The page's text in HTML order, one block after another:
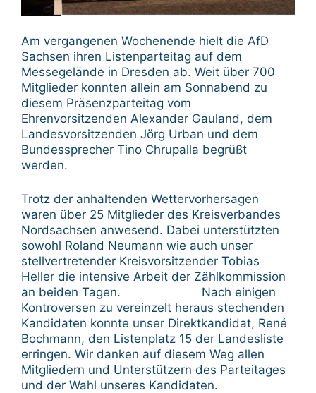
Am vergangenen Wochenende hielt die AfD
Sachsen ihren Listenparteitag auf dem
Messegelände in Dresden ab. Weit über 700
Mitglieder konnten allein am Sonnabend zu
diesem Präsenzparteitag vom
Ehrenvorsitzenden Alexander Gauland, dem
Landesvorsitzenden Jörg Urban und dem
Bundessprecher Tino Chrupalla begrüßt
werden.
Trotz der anhaltenden Wettervorhersagen
waren über 25 Mitglieder des Kreisverbandes
Nordsachsen anwesend. Dabei unterstützten
sowohl Roland Neumann wie auch unser
stellvertretender Kreisvorsitzender Tobias
Heller die intensive Arbeit der Zählkommission
an beiden Tagen. Nach einigen
Kontroversen zu vereinzelt heraus stechenden
Kandidaten konnte unser Direktkandidat, René
Bochmann, den Listenplatz 15 der Landesliste
erringen. Wir danken auf diesem Weg allen
Mitgliedern und Unterstützern des Parteitages
und der Wahl unseres Kandidaten.